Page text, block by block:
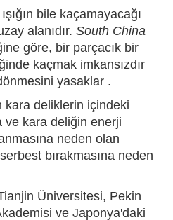
bile kaçamayacağı
alanıdır. South China
göre, bir parçacık bir
kaçmak imkansızdır
yasaklar .
kara deliklerin içindeki
ve kara deliğin enerji
neden olan
bırakmasına neden
Üniversitesi, Pekin
ve Japonya'daki